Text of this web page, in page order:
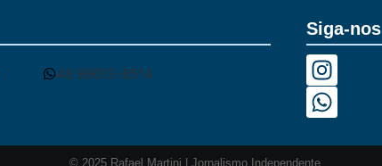
48 99613-8514
Siga-nos
© 2025 Rafael Martini | Jornalismo Independente